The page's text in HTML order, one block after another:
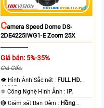
CAmera Speed Dome DS-
2DE4225IWG1-E Zoom 25X
Giá bán: 5%-35%
Giá Gốc:
👁 Hình Ảnh Sắc nét : FULL HD
1080P .
⚛️ Công Nghệ Hình Ảnh :
IP.
🔴 Giám sát Ban Đêm : Hồng